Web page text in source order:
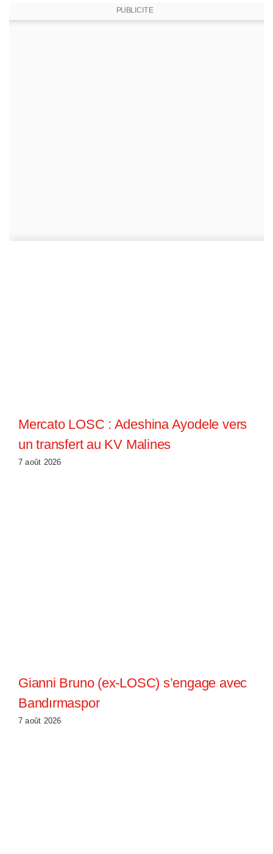
PUBLICITE
Mercato LOSC : Adeshina Ayodele vers
un transfert au KV Malines
7 août 2026
Gianni Bruno (ex-LOSC) s’engage avec
Bandırmaspor
7 août 2026